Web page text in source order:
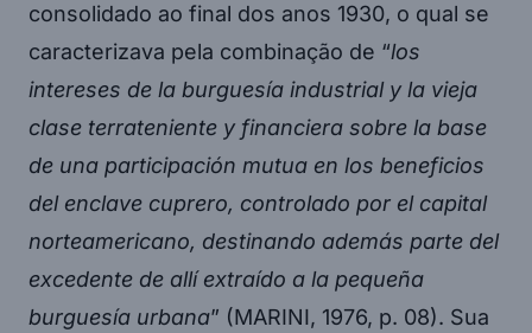
consolidado ao final dos anos 1930, o qual se
caracterizava pela combinação de “los
intereses de la burguesía industrial y la vieja
clase terrateniente y financiera sobre la base
de una participación mutua en los beneficios
del enclave cuprero, controlado por el capital
norteamericano, destinando además parte del
excedente de allí extraído a la pequeña
burguesía urbana” (MARINI, 1976, p. 08). Sua